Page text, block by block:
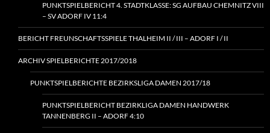
PUNKTSPIELBERICHT 4. STADTKLASSE: SG AUFBAU CHEMNITZ VIII
– SV ADORF IV 11:4
BERICHT FREUNSCHAFTSSPIELE THALHEIM II / III – ADORF I / II
ARCHIV SPIELBERICHTE 2017/2018
PUNKTSPIELBERICHTE BEZIRKSLIGA DAMEN 2017/18
PUNKTSPIELBERICHT BEZIRKLIGA DAMEN HANDWERK
TANNENBERG II – ADORF 4:10